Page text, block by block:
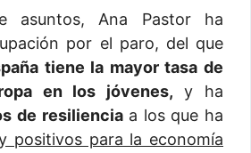
asuntos, Ana Pastor ha
por el paro, del que
tiene la mayor tasa de
en los jóvenes, y ha
de resilienciaa los que ha
positivos para la economía